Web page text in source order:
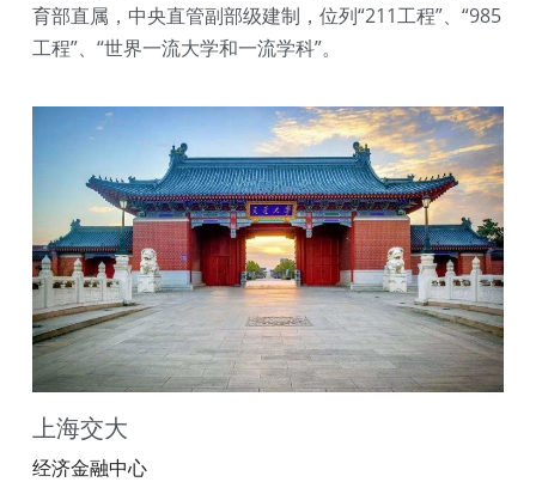
育部直属，中央直管副部级建制，位列“211工程”、“985
工程”、“世界一流大学和一流学科”。
上海交大
经济金融中心